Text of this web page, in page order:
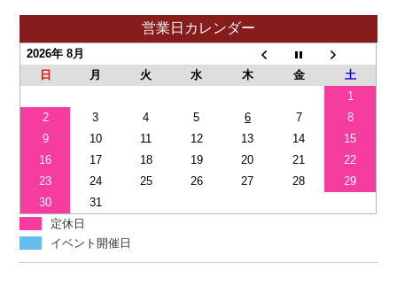
営業日カレンダー
2026年 8月
日
月 火 水 木 金
土
1
2
3 4 5 6 7
8
9
10 11 12 13 14
15
16
17 18 19 20 21
22
23
24 25 26 27 28
29
30
31
定休日
イベント開催日